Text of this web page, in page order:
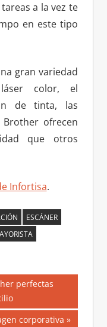
a la vez te
en este tipo
gran variedad
color, el
de tinta, las
ofrecen
que otros
Infortisa.
ESCÁNER
perfectas
corporativa